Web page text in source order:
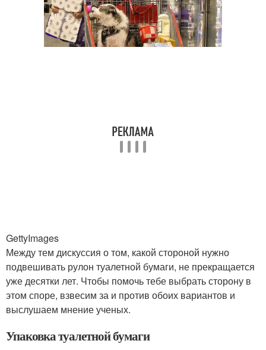
GettyImages
Между тем дискуссия о том, какой стороной нужно
подвешивать рулон туалетной бумаги, не прекращается
уже десятки лет. Чтобы помочь тебе выбрать сторону в
этом споре, взвесим за и против обоих вариантов и
выслушаем мнение ученых.
Упаковка туалетной бумаги